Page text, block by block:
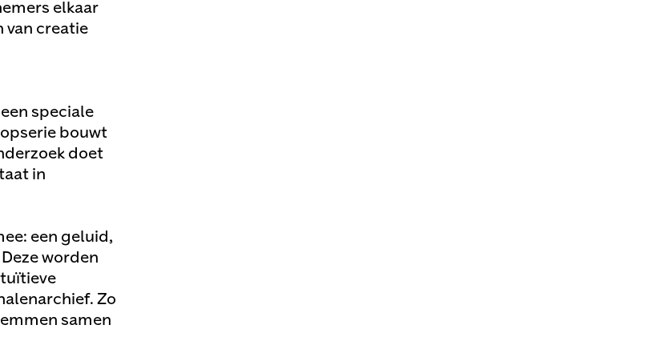
elkaar
van creatie
speciale
bouwt
doet
in
een geluid,
worden
Zo
samen